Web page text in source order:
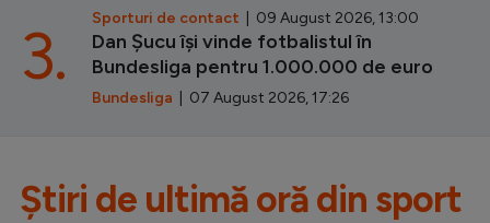
Sporturi de contact | 09 August 2026, 13:00
Dan Șucu își vinde fotbalistul în
Bundesliga pentru 1.000.000 de euro
Bundesliga | 07 August 2026, 17:26
3.
Știri de ultimă oră din sport